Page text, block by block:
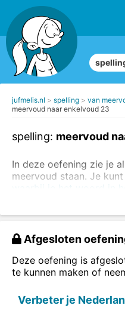
jufmelis.nl spelling
van
meervoud naar enkelvoud 23
spelling: meervoud
In deze oefening zie je
meervoud staan. Je
Zet het woord in het
goede lidwoord voor
Afgesloten
Deze oefening is
te kunnen maken of
Verbeter je